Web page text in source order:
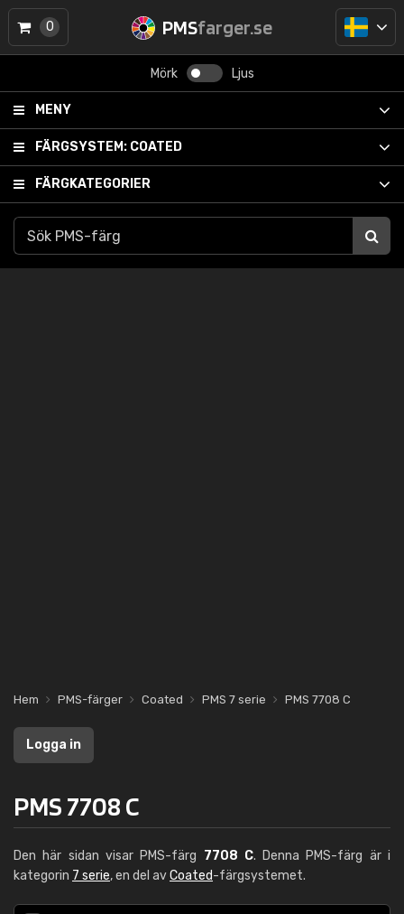
PMSfarger.se
Mörk Ljus
MENY
FÄRGSYSTEM: COATED
FÄRGKATEGORIER
0
Hem PMS-färger Coated PMS 7 serie PMS 7708 C
Logga in
PMS 7708 C
Den här sidan visar PMS-färg 7708 C. Denna PMS-färg är i
kategorin 7 serie, en del avCoated-färgsystemet.